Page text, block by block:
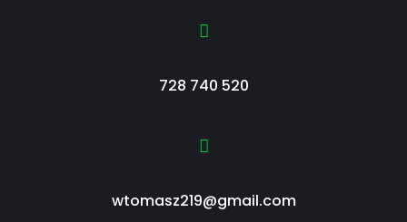
728 740 520
wtomasz219@gmail.com